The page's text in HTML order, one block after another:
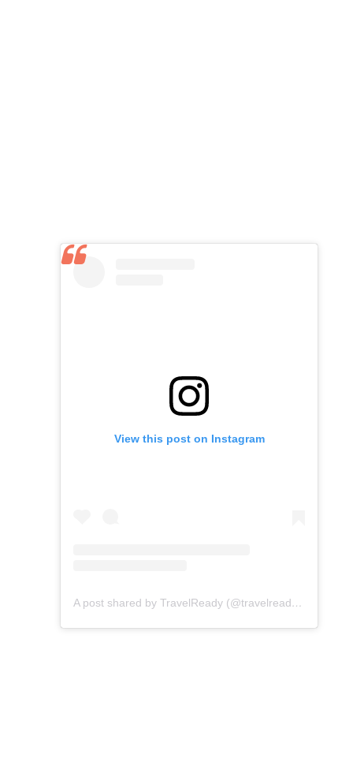
View this post on Instagram
A post shared by TravelReady (@travelreadyhongkong)